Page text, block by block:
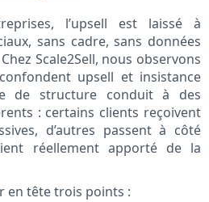
l’upsell est laissé à
sans cadre, sans données
Scale2Sell, nous observons
upsell et insistance
de structure conduit à des
: certains clients reçoivent
d’autres passent à côté
réellement apporté de la
en tête trois points :